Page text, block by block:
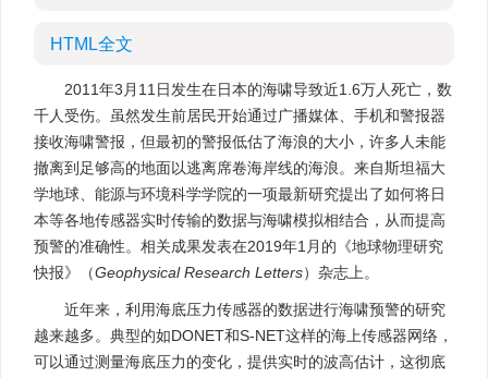
HTML全文
2011年3月11日发生在日本的海啸导致近1.6万人死亡，数
千人受伤。虽然发生前居民开始通过广播媒体、手机和警报器
接收海啸警报，但最初的警报低估了海浪的大小，许多人未能
撤离到足够高的地面以逃离席卷海岸线的海浪。来自斯坦福大
学地球、能源与环境科学学院的一项最新研究提出了如何将日
本等各地传感器实时传输的数据与海啸模拟相结合，从而提高
预警的准确性。相关成果发表在2019年1月的《地球物理研究
快报》（Geophysical Research Letters）杂志上。
近年来，利用海底压力传感器的数据进行海啸预警的研究
越来越多。典型的如DONET和S-NET这样的海上传感器网络，
可以通过测量海底压力的变化，提供实时的波高估计，这彻底